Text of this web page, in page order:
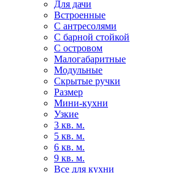
Для дачи
Встроенные
С антресолями
С барной стойкой
С островом
Малогабаритные
Модульные
Скрытые ручки
Размер
Мини-кухни
Узкие
3 кв. м.
5 кв. м.
6 кв. м.
9 кв. м.
Все для кухни